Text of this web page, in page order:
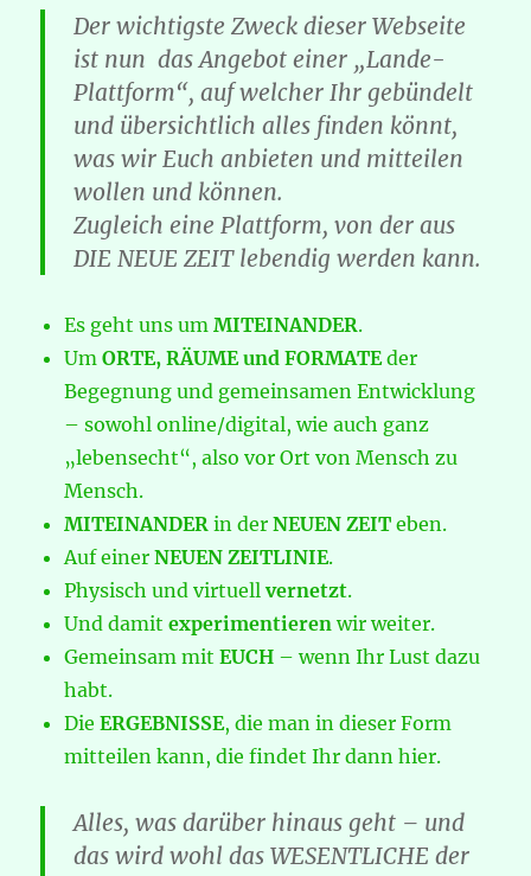
Der wichtigste Zweck dieser Webseite
ist nun das Angebot einer „Lande-
Plattform“, auf welcher Ihr gebündelt
und übersichtlich alles finden könnt,
was wir Euch anbieten und mitteilen
wollen und können.
Zugleich eine Plattform, von der aus
DIE NEUE ZEIT lebendig werden kann.
Es geht uns umMITEINANDER.
UmORTE, RÄUME und FORMATEder
Begegnung und gemeinsamen Entwicklung
– sowohl online/digital, wie auch ganz
„lebensecht“, also vor Ort von Mensch zu
Mensch.
MITEINANDER in derNEUEN ZEIT eben.
Auf einerNEUEN ZEITLINIE.
Physisch und virtuellvernetzt.
Und damitexperimentieren wir weiter.
Gemeinsam mitEUCH – wenn Ihr Lust dazu
habt.
DieERGEBNISSE, die man in dieser Form
mitteilen kann, die findet Ihr dann hier.
Alles, was darüber hinaus geht – und
das wird wohl das WESENTLICHE der